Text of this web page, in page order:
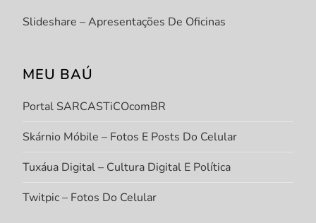
Slideshare – Apresentações De Oficinas
MEU BAÚ
Portal SARCASTiCOcomBR
Skárnio Móbile – Fotos E Posts Do Celular
Tuxáua Digital – Cultura Digital E Política
Twitpic – Fotos Do Celular